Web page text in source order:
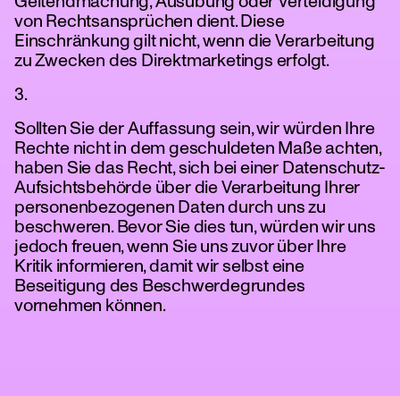
von Rechtsansprüchen dient. Diese
Einschränkung gilt nicht, wenn die Verarbeitung
zu Zwecken des Direktmarketings erfolgt.
3.
Sollten Sie der Auffassung sein, wir würden Ihre
Rechte nicht in dem geschuldeten Maße achten,
haben Sie das Recht, sich bei einer Datenschutz-
Aufsichtsbehörde über die Verarbeitung Ihrer
personenbezogenen Daten durch uns zu
beschweren. Bevor Sie dies tun, würden wir uns
jedoch freuen, wenn Sie uns zuvor über Ihre
Kritik informieren, damit wir selbst eine
Beseitigung des Beschwerdegrundes
vornehmen können.